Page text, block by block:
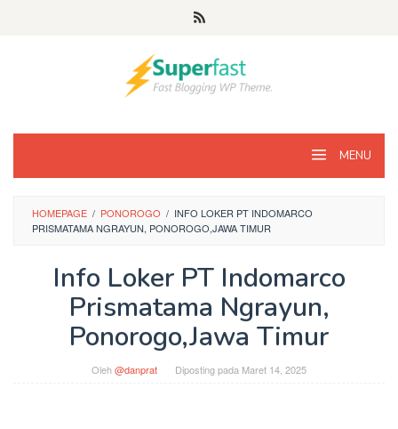
MENU
HOMEPAGE / PONOROGO / INFO LOKER PT INDOMARCO
PRISMATAMA NGRAYUN, PONOROGO,JAWA TIMUR
Info Loker PT Indomarco
Prismatama Ngrayun,
Ponorogo,Jawa Timur
Oleh@danprat Diposting pada Maret 14, 2025